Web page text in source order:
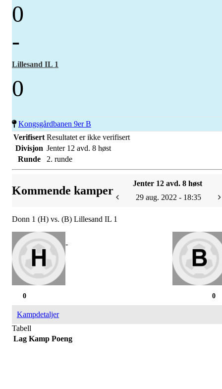
0
-
Lillesand IL 1
0
Kongsgårdbanen 9er B
Verifisert Resultatet er ikke verifisert
Divisjon Jenter 12 avd. 8 høst
Runde
2. runde
Kommende kamper
Jenter 12 avd. 8 høst
29 aug. 2022 - 18:35
Donn 1 (H) vs. (B) Lillesand IL 1
-
0
0
Kampdetaljer
Tabell
Lag Kamp Poeng